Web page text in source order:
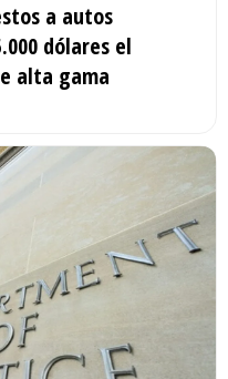
a autos
dólares el
alta gama